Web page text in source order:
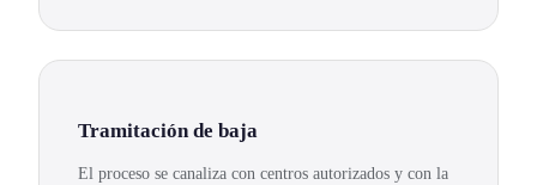
Tramitación de baja
El proceso se canaliza con centros autorizados y con la